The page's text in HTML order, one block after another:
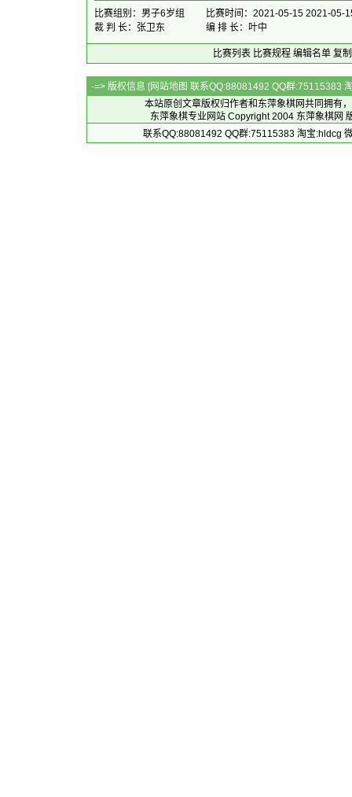
比赛组别：男子6岁组
比赛时间：2021-05-15 2021-05-
裁 判 长：张卫东
编 排 长：叶中
比赛列表 比赛规程 编辑名单 复
-=> 版权信息 [网站地图 联系QQ:88081492 QQ群:75115383
本站原创文章版权归作者和 东萍象棋网共同拥有
东萍象棋专业网站 Copyright 2004 东萍象棋网
联系QQ:88081492 QQ群:75115383 淘宝:hldcg